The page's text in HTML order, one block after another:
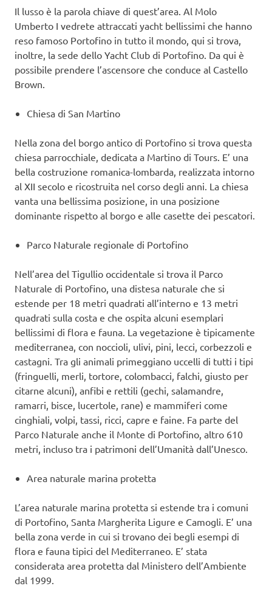
Il lusso è la parola chiave di quest’area. Al Molo
Umberto I vedrete attraccati yacht bellissimi che hanno
reso famoso Portofino in tutto il mondo, qui si trova,
inoltre, la sede dello Yacht Club di Portofino. Da qui è
possibile prendere l’ascensore che conduce al Castello
Brown.
Chiesa di San Martino
Nella zona del borgo antico di Portofino si trova questa
chiesa parrocchiale, dedicata a Martino di Tours. E’ una
bella costruzione romanica-lombarda, realizzata intorno
al XII secolo e ricostruita nel corso degli anni. La chiesa
vanta una bellissima posizione, in una posizione
dominante rispetto al borgo e alle casette dei pescatori.
Parco Naturale regionale di Portofino
Nell’area del Tigullio occidentale si trova il Parco
Naturale di Portofino, una distesa naturale che si
estende per 18 metri quadrati all’interno e 13 metri
quadrati sulla costa e che ospita alcuni esemplari
bellissimi di flora e fauna. La vegetazione è tipicamente
mediterranea, con noccioli, ulivi, pini, lecci, corbezzoli e
castagni. Tra gli animali primeggiano uccelli di tutti i tipi
(fringuelli, merli, tortore, colombacci, falchi, giusto per
citarne alcuni), anfibi e rettili (gechi, salamandre,
ramarri, bisce, lucertole, rane) e mammiferi come
cinghiali, volpi, tassi, ricci, capre e faine. Fa parte del
Parco Naturale anche il Monte di Portofino, altro 610
metri, incluso tra i patrimoni dell’Umanità dall’Unesco.
Area naturale marina protetta
L’area naturale marina protetta si estende tra i comuni
di Portofino, Santa Margherita Ligure e Camogli. E’ una
bella zona verde in cui si trovano dei begli esempi di
flora e fauna tipici del Mediterraneo. E’ stata
considerata area protetta dal Ministero dell’Ambiente
dal 1999.